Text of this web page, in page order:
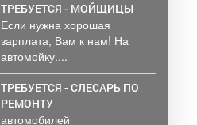
ТРЕБУЕТСЯ - МОЙЩИЦЫ
Если нужна хорошая
зарплата, Вам к нам! На
автомойку....
ТРЕБУЕТСЯ - СЛЕСАРЬ ПО
РЕМОНТУ
автомобилей